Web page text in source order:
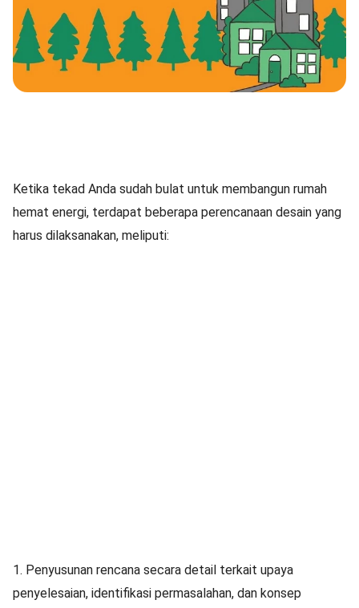
Ketika tekad Anda sudah bulat untuk membangun rumah
hemat energi, terdapat beberapa perencanaan desain yang
harus dilaksanakan, meliputi:
1. Penyusunan rencana secara detail terkait upaya
penyelesaian, identifikasi permasalahan, dan konsep